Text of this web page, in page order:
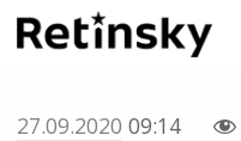
27.09.2020 09:14 